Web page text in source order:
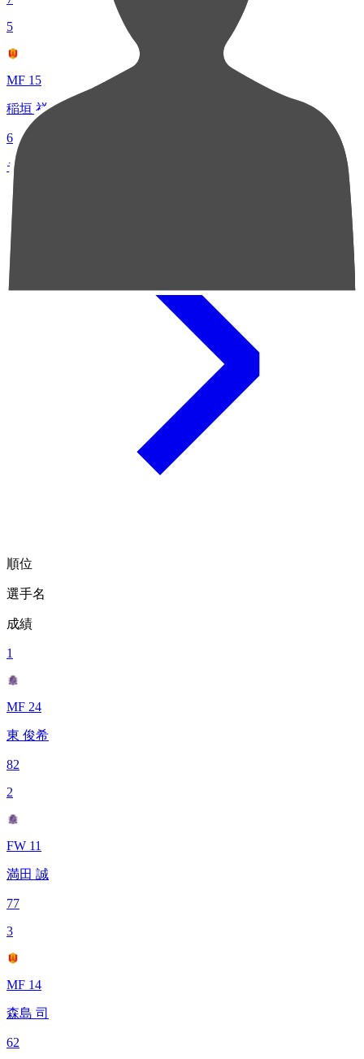
5
MF 15
稲垣 祥
6
チャンスクリエイト総数
順位
選手名
成績
1
MF 24
東 俊希
82
2
FW 11
満田 誠
77
3
MF 14
森島 司
62